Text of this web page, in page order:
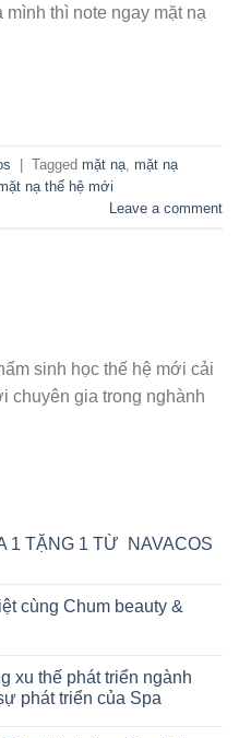
thì note ngay mặt nạ
| Tagged mặt nạ mặt nạ
nạ thế hệ mới
Leave a comment
sinh học thế hệ mới cải
chuyên gia trong nghành
1 TẶNG 1 TỪ NAVACOS
cùng Chum beauty &
xu thế phát triển ngành
phát triển của Spa